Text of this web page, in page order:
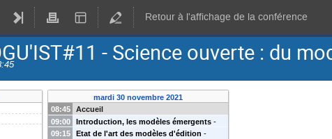
Retour à l'affichage de la conférence
- Science ouverte : du
mardi 30 novembre 2021
08:45
Accueil
09:00
Introduction, les modèles émergents -
Fabien Borget (Aix-Marseille Universite
09:15 Etat de l'art des modèles d'édition -